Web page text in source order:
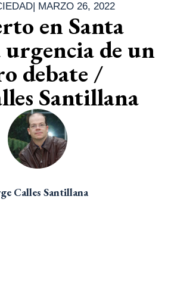
MARZO 26, 2022
en Santa
de un
debate /
Santillana
Calles Santillana